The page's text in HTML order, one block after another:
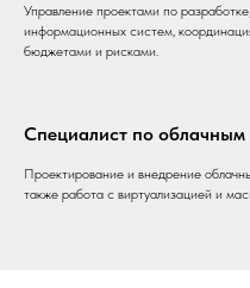
Управление проектами по
информационных систем,
бюджетами и рисками.
Специалист по облачным
Проектирование и внедрение
также работа с виртуализацией и